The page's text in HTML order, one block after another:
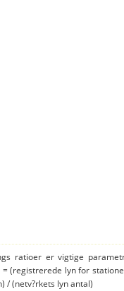
ratioer er vigtige
= (registrerede lyn for
/ (netv?rkets lyn antal)